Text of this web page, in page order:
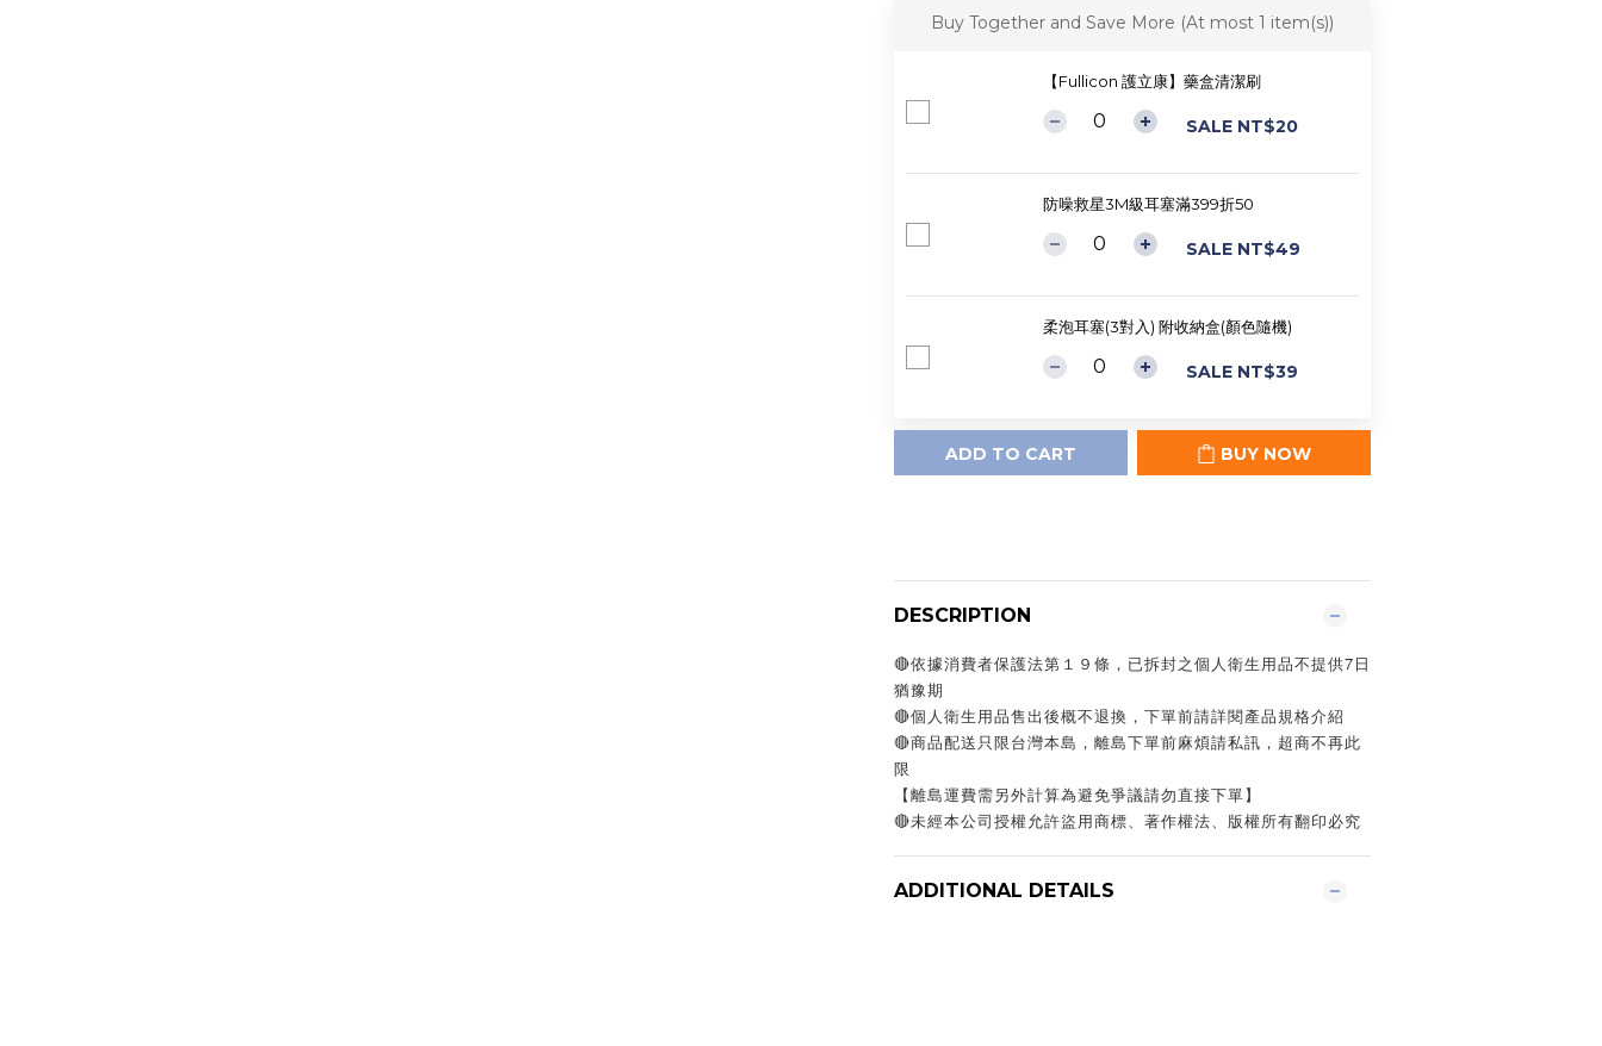
Buy Together and Save More (At most 1 item(s))
【Fullicon 護立康】藥盒清潔刷
SALE NT$20
防噪救星3M級耳塞滿399折50
SALE NT$49
柔泡耳塞(3對入) 附收納盒(顏色隨機)
SALE NT$39
ADD TO CART BUY NOW
DESCRIPTION
🔴依據消費者保護法第１９條，已拆封之個人衛生用品不提供7日
猶豫期
🔴個人衛生用品售出後概不退換，下單前請詳閱產品規格介紹
🔴商品配送只限台灣本島，離島下單前麻煩請私訊，超商不再此
限
【離島運費需另外計算為避免爭議請勿直接下單】
🔴未經本公司授權允許盜用商標、著作權法、版權所有翻印必究
ADDITIONAL DETAILS